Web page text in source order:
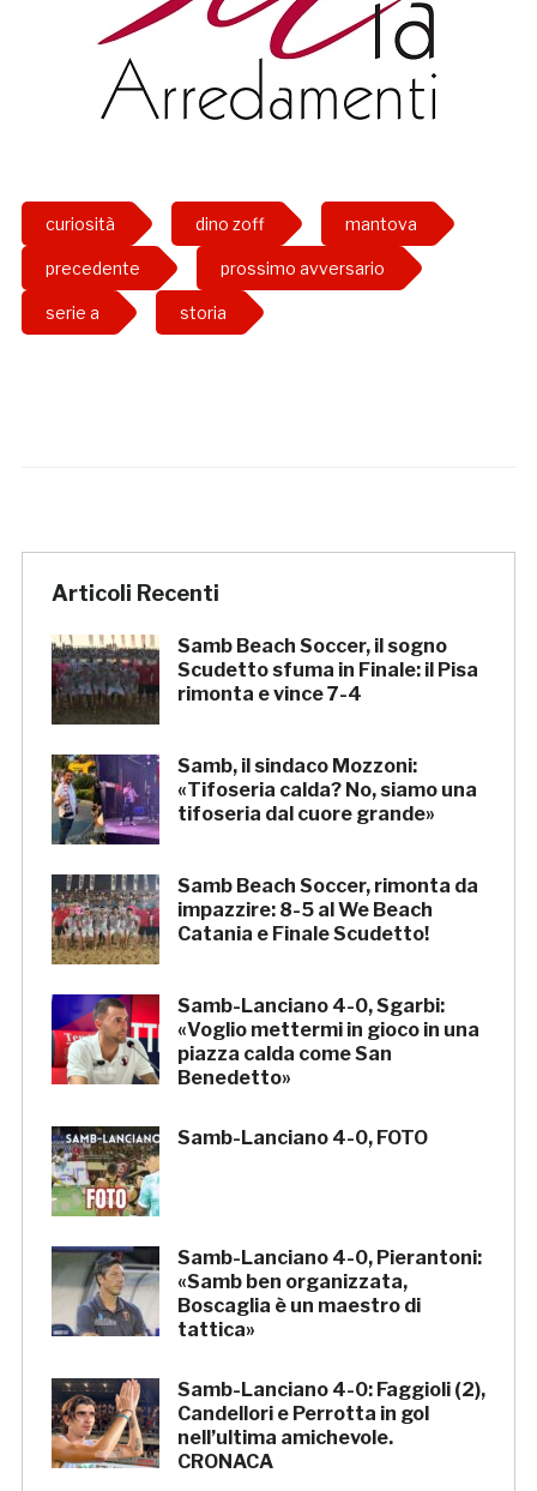
curiosità dino zoff mantova
precedente prossimo avversario
serie a storia
Articoli Recenti
Samb Beach Soccer, il sogno
Scudetto sfuma in Finale: il Pisa
rimonta e vince 7-4
Samb, il sindaco Mozzoni:
«Tifoseria calda? No, siamo una
tifoseria dal cuore grande»
Samb Beach Soccer, rimonta da
impazzire: 8-5 al We Beach
Catania e Finale Scudetto!
Samb-Lanciano 4-0, Sgarbi:
«Voglio mettermi in gioco in una
piazza calda come San
Benedetto»
Samb-Lanciano 4-0, FOTO
Samb-Lanciano 4-0, Pierantoni:
«Samb ben organizzata,
Boscaglia è un maestro di
tattica»
Samb-Lanciano 4-0: Faggioli (2),
Candellori e Perrotta in gol
nell’ultima amichevole.
CRONACA